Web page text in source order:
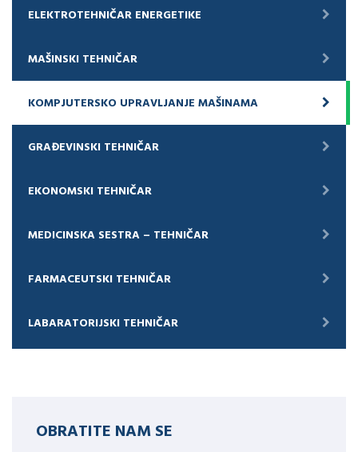
ELEKTROTEHNIČAR ENERGETIKE
MAŠINSKI TEHNIČAR
KOMPJUTERSKO UPRAVLJANJE MAŠINAMA
GRAĐEVINSKI TEHNIČAR
EKONOMSKI TEHNIČAR
MEDICINSKA SESTRA – TEHNIČAR
FARMACEUTSKI TEHNIČAR
LABARATORIJSKI TEHNIČAR
OBRATITE NAM SE